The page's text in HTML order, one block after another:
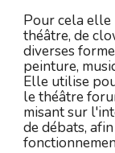
Pour cela elle
théâtre, de
diverses
peinture,
Elle utilise
le théâtre
misant sur
de débats,